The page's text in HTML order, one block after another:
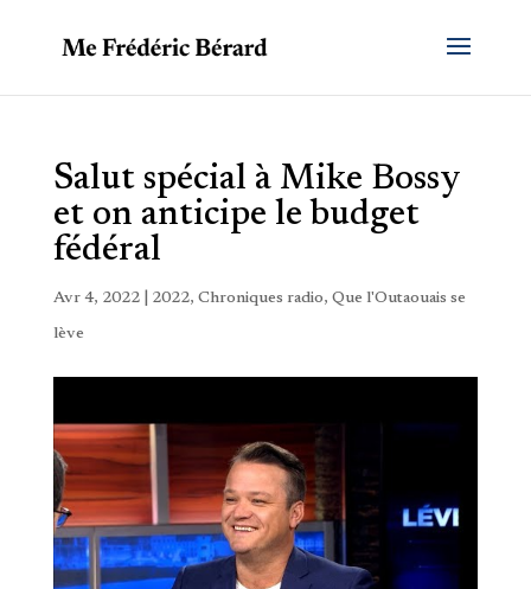
Salut spécial à Mike Bossy
et on anticipe le budget
fédéral
Avr 4, 2022| 2022, Chroniques radio, Que l'Outaouais se
lève